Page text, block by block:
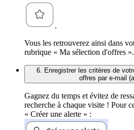
.
Vous les retrouverez ainsi dans
rubrique « Ma sélection d'offres ».
6. Enregistrer les critères de
offres par e-mail
Gagnez du temps et évitez de
recherche à chaque visite ! Pour
« Créer une alerte » :